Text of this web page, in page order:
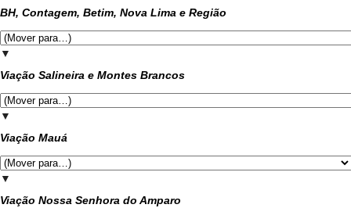
BH, Contagem, Betim, Nova Lima e Região
▼
Viação Salineira e Montes Brancos
▼
Viação Mauá
▼
Viação Nossa Senhora do Amparo